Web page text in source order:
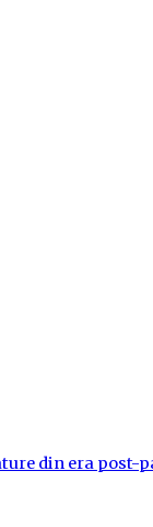
din era post-